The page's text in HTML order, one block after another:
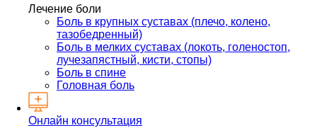
Лечение боли
Боль в крупных суставах (плечо, колено,
тазобедренный)
Боль в мелких суставах (локоть, голеностоп,
лучезапястный, кисти, стопы)
Боль в спине
Головная боль
Онлайн консультация